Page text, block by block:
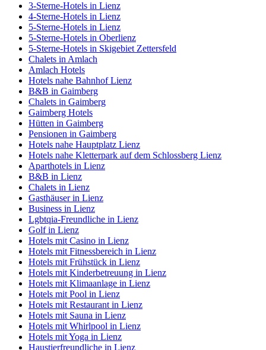
3-Sterne-Hotels in Lienz
4-Sterne-Hotels in Lienz
5-Sterne-Hotels in Lienz
5-Sterne-Hotels in Oberlienz
5-Sterne-Hotels in Skigebiet Zettersfeld
Chalets in Amlach
Amlach Hotels
Hotels nahe Bahnhof Lienz
B&B in Gaimberg
Chalets in Gaimberg
Gaimberg Hotels
Hütten in Gaimberg
Pensionen in Gaimberg
Hotels nahe Hauptplatz Lienz
Hotels nahe Kletterpark auf dem Schlossberg Lienz
Aparthotels in Lienz
B&B in Lienz
Chalets in Lienz
Gasthäuser in Lienz
Business in Lienz
Lgbtqia-Freundliche in Lienz
Golf in Lienz
Hotels mit Casino in Lienz
Hotels mit Fitnessbereich in Lienz
Hotels mit Frühstück in Lienz
Hotels mit Kinderbetreuung in Lienz
Hotels mit Klimaanlage in Lienz
Hotels mit Pool in Lienz
Hotels mit Restaurant in Lienz
Hotels mit Sauna in Lienz
Hotels mit Whirlpool in Lienz
Hotels mit Yoga in Lienz
Haustierfreundliche in Lienz